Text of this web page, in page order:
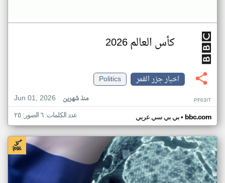
كأس العالم 2026
اخبار جزر القمر
Politics
Jun 01, 2026
منذ شهرين PF63IT
بي بي سي عربي• bbc.com عدد الكلمات: ٦ الصور: ٢٥